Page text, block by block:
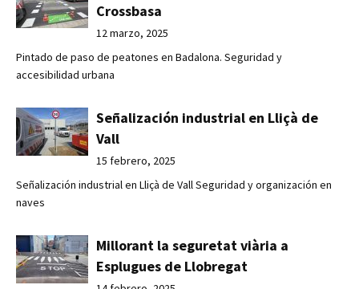
Crossbasa
12 marzo, 2025
Pintado de paso de peatones en Badalona. Seguridad y
accesibilidad urbana
Señalización industrial en Lliçà de
Vall
15 febrero, 2025
Señalización industrial en Lliçà de Vall Seguridad y organización en
naves
Millorant la seguretat viària a
Esplugues de Llobregat